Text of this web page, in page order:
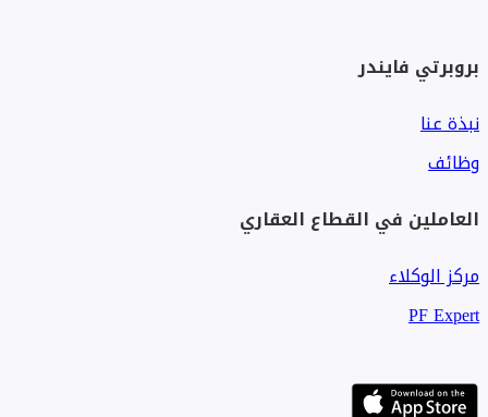
بروبرتي فايندر
نبذة عنا
وظائف
العاملين في القطاع العقاري
مركز الوكلاء
PF Expert